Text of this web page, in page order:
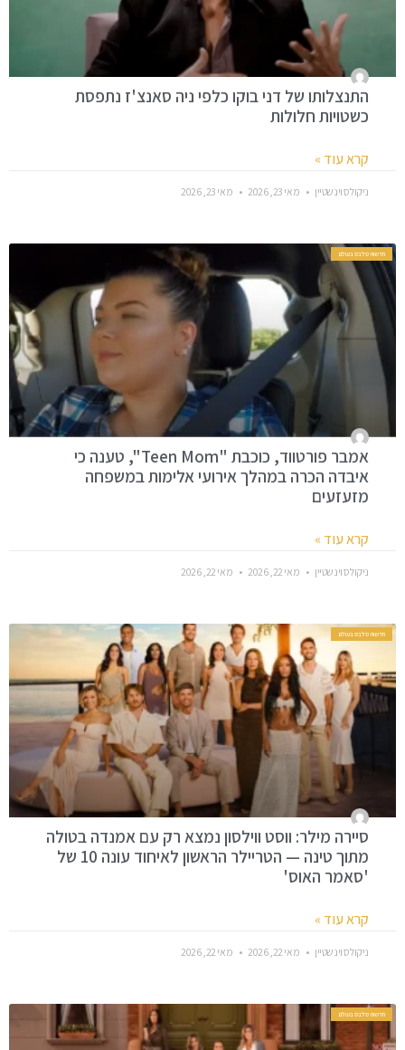
התנצלותו של דני בוקו כלפי ניה סאנצ'ז נתפסת
כשטויות חלולות
קרא עוד »
ניקולס וינשטיין מאי 23, 2026 מאי 23, 2026
חדשות סלבס בעולם
אמבר פורטווד, כוכבת "Teen Mom", טענה כי
איבדה הכרה במהלך אירועי אלימות במשפחה
מזעזעים
קרא עוד »
ניקולס וינשטיין מאי 22, 2026 מאי 22, 2026
חדשות סלבס בעולם
סיירה מילר: ווסט ווילסון נמצא רק עם אמנדה בטולה
מתוך טינה — הטריילר הראשון לאיחוד עונה 10 של
'סאמר האוס'
קרא עוד »
ניקולס וינשטיין מאי 22, 2026 מאי 22, 2026
חדשות סלבס בעולם